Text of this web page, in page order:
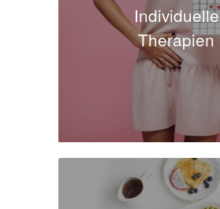
Individuelle
Therapien